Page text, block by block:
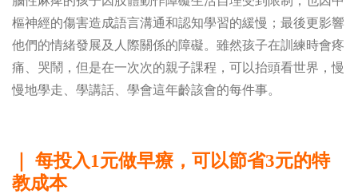
樞神經的傷害造成語言溝通和認知學習的緩慢；最後更影響
他們的情緒發展及人際關係的障礙。雖然孩子在訓練時會疼
痛、哭鬧，但是在一次次的親子課程，可以抬頭看世界，慢
慢地學走、學講話、學會這年齡該會的每件事。
｜ 每投入1元做早療，可以節省3元的特
教成本